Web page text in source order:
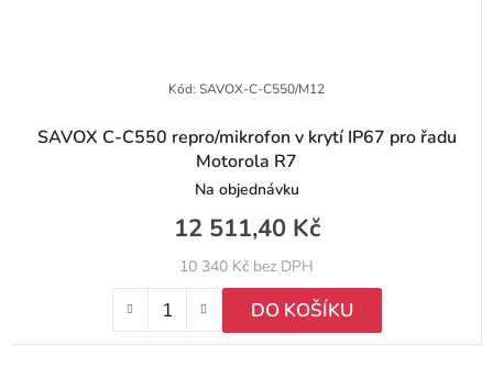
SAVOX C-C550 repro/mikrofon v krytí IP67 pro řadu
Motorola R7
Na objednávku
10 340 Kč bez DPH
12 511,40 Kč
DO KOŠÍKU
Kód: SAVOX-C-C550/M12